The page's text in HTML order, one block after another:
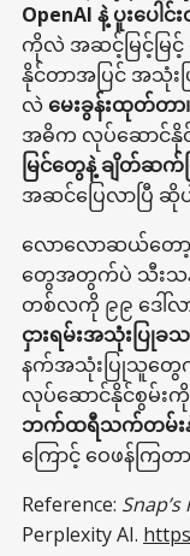
OpenAI နဲ့ ပူးပေ
ကိုလဲ အဆင့်မြင့်မြ
နိုင်တာအပြင် အသုံး
လဲမေးခွန်းထုတ်တာ
အဓိက လုပ်ဆောင်နို
မြင်တွေနဲ့ ချိတ်ဆက်
အဆင်ပြေလာပြီ ဆို
လောလောဆယ်တော့
တွေအတွက်ပဲ သီးသန့်ရေ
တစ်လကို ၉၉ ဒေါ်လ
ငှားရမ်းအသုံးပြုခ
နက်အသုံးပြုသူတွေက
လုပ်ဆောင်နိုင်စွမ်း
ဘက်ထရီသက်တမ်းနဲ့
ကြောင့် ဝေဖန်ကြတ
Reference:
Perplexity AI.